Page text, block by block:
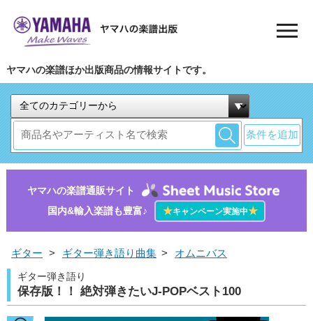
ヤマハの楽譜ほか出版商品の情報サイトです。
条件を追加
ヤマハの楽譜通販サイト
国内&輸入楽譜も豊富♪
★キャンペーン実施中★
ギター > ギター弾き語り曲集 > オムニバス
ギター弾き語り
保存版！！ 絶対弾きたいJ-POPベスト100